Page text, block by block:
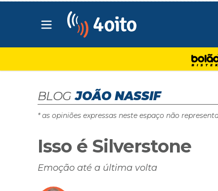
Abrir menu principal
BLOG JOÃO NASSIF
* as opiniões expressas neste espaço não
Isso é Silverstone
Emoção até a última volta